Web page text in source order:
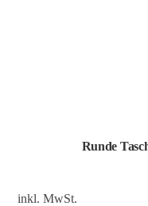
Runde
inkl. MwSt.